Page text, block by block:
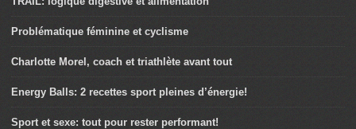
Problématique féminine et cyclisme
Charlotte Morel, coach et triathlète avant tout
Energy Balls: 2 recettes sport pleines d’énergie!
Sport et sexe: tout pour rester performant!